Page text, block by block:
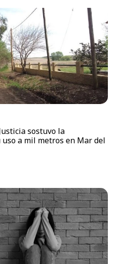
sostuvo la
a mil metros en Mar del